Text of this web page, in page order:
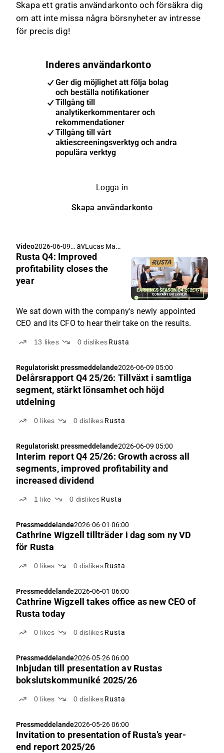
Skapa ett gratis användarkonto och försäkra dig
om att inte missa några börsnyheter av intresse
för precis dig!
Inderes användarkonto
Ger dig möjlighet att följa bolag
och beställa notifikationer
Tillgång till
analytikerkommentarer och
rekommendationer
Tillgång till vårt
aktiescreeningsverktyg och andra
populära verktyg
Logga in
Skapa användarkonto
8:59
Video2026-06-09
05:11
av Lucas Mattsson
Rusta Q4: Improved
profitability closes the
year
We sat down with the company's newly appointed
CEO and its CFO to hear their take on the results.
13 likes 0dislikesRusta
Regulatoriskt pressmeddelande2026-06-09 05:00
Delårsrapport Q4 25/26: Tillväxt i samtliga
segment, stärkt lönsamhet och höjd
utdelning
0 likes 0 dislikes Rusta
Regulatoriskt pressmeddelande2026-06-09 05:00
Interim report Q4 25/26: Growth across all
segments, improved profitability and
increased dividend
1 like 0 dislikes Rusta
Pressmeddelande2026-06-01 06:00
Cathrine Wigzell tillträder i dag som ny VD
för Rusta
0 likes 0 dislikes Rusta
Pressmeddelande2026-06-01 06:00
Cathrine Wigzell takes office as new CEO of
Rusta today
0 likes 0 dislikes Rusta
Pressmeddelande2026-05-26 06:00
Inbjudan till presentation av Rustas
bokslutskommuniké 2025/26
0 likes 0 dislikes Rusta
Pressmeddelande2026-05-26 06:00
Invitation to presentation of Rusta’s year-
end report 2025/26